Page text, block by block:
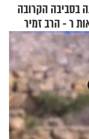
בסביבה הקרובה
ר - הרב זמיר